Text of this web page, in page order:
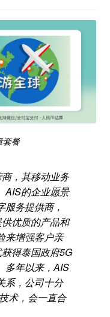
套餐
，其移动业务
AIS的企业愿景
务提供商，
优质的产品和
来增强客户亲
得泰国政府5G
多年以来，AIS
系，公司十分
术，会一直合